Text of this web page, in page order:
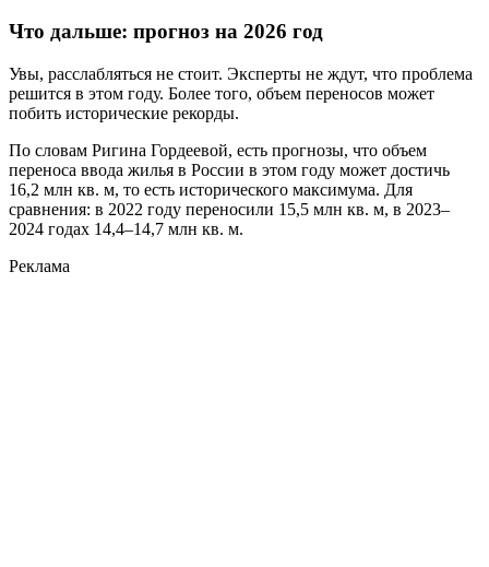
Что дальше: прогноз на 2026 год
Увы, расслабляться не стоит. Эксперты не ждут, что проблема
решится в этом году. Более того, объем переносов может
побить исторические рекорды.
По словам Ригина Гордеевой, есть прогнозы, что объем
переноса ввода жилья в России в этом году может достичь
16,2 млн кв. м, то есть исторического максимума. Для
сравнения: в 2022 году переносили 15,5 млн кв. м, в 2023–
2024 годах 14,4–14,7 млн кв. м.
Реклама